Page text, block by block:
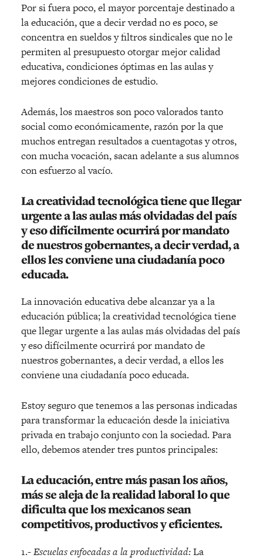
Por si fuera poco, el mayor porcentaje destinado a
la educación, que a decir verdad no es poco, se
concentra en sueldos y filtros sindicales que no le
permiten al presupuesto otorgar mejor calidad
educativa, condiciones óptimas en las aulas y
mejores condiciones de estudio.
Además, los maestros son poco valorados tanto
social como económicamente, razón por la que
muchos entregan resultados a cuentagotas y otros,
con mucha vocación, sacan adelante a sus alumnos
con esfuerzo al vacío.
La creatividad tecnológica tiene que llegar
urgente a las aulas más olvidadas del país
y eso difícilmente ocurrirá por mandato
de nuestros gobernantes, a decir verdad, a
ellos les conviene una ciudadanía poco
educada.
La innovación educativa debe alcanzar ya a la
educación pública; la creatividad tecnológica tiene
que llegar urgente a las aulas más olvidadas del país
y eso difícilmente ocurrirá por mandato de
nuestros gobernantes, a decir verdad, a ellos les
conviene una ciudadanía poco educada.
Estoy seguro que tenemos a las personas indicadas
para transformar la educación desde la iniciativa
privada en trabajo conjunto con la sociedad. Para
ello, debemos atender tres puntos principales:
La educación, entre más pasan los años,
más se aleja de la realidad laboral lo que
dificulta que los mexicanos sean
competitivos, productivos y eficientes.
1.-Escuelas enfocadas a la productividad:La